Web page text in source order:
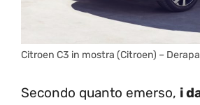
Citroen C3 in mostra (Citroen) –
Secondo quanto emerso, i